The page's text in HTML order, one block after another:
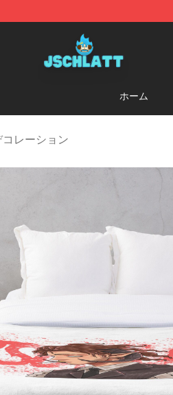
Jschlatt Merchandise Shop
ホーム
レーション